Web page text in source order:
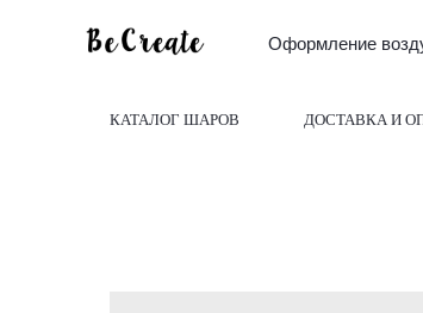
Оформление
КАТАЛОГ ШАРОВ ДОСТАВКА И